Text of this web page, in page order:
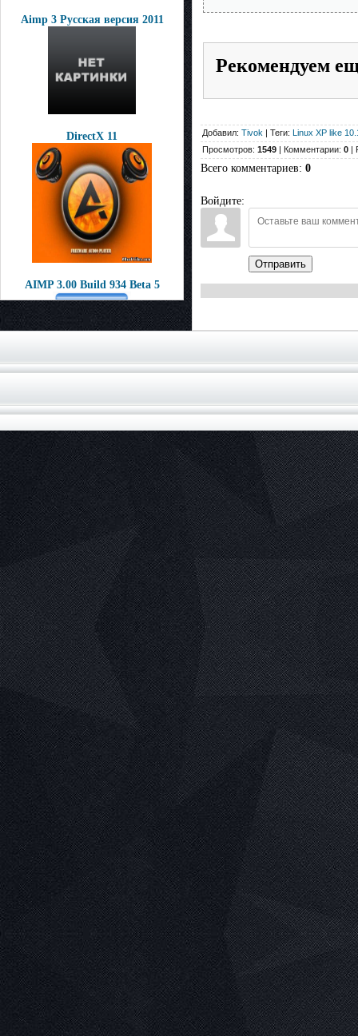
Aimp 3 Русская версия 2011
DirectX 11
AIMP 3.00 Build 934 Beta 5
Рекомендуем
Добавил: Tivok | Теги: Linux XP like
Просмотров: 1549 | Комментарии: 0 |
Всего комментариев: 0
Войдите:
Отправить